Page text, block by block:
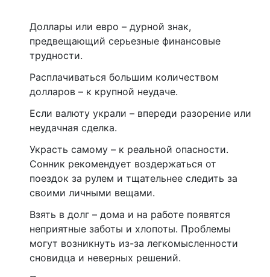
Доллары или евро – дурной знак,
предвещающий серьезные финансовые
трудности.
Расплачиваться большим количеством
долларов – к крупной неудаче.
Если валюту украли – впереди разорение или
неудачная сделка.
Украсть самому – к реальной опасности.
Сонник рекомендует воздержаться от
поездок за рулем и тщательнее следить за
своими личными вещами.
Взять в долг – дома и на работе появятся
неприятные заботы и хлопоты. Проблемы
могут возникнуть из-за легкомысленности
сновидца и неверных решений.